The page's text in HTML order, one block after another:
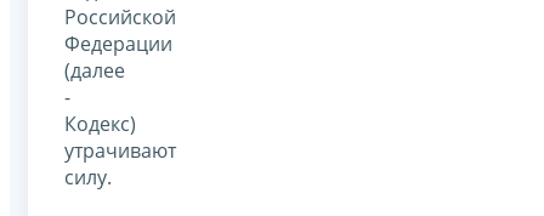
Российской
Федерации
(далее
-
Кодекс)
утрачивают
силу.